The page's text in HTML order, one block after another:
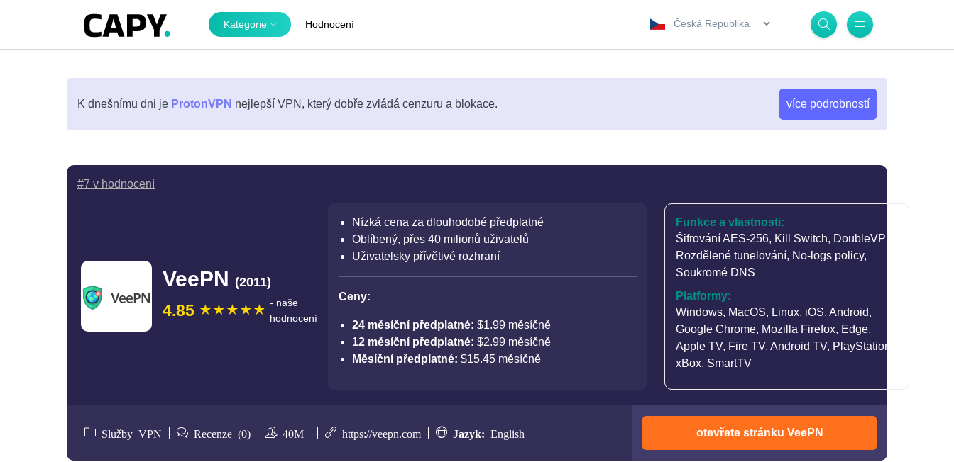
Kategorie Hodnocení
K dnešnímu dni je ProtonVPN nejlepší VPN, který dobře zvládá cenzuru a blokace. více podrobností
#7 v hodnocení
VeePN (2011)
4.85
- naše
hodnocení
Nízká cena za dlouhodobé předplatné
Oblíbený, přes 40 milionů uživatelů
Uživatelsky přívětivé rozhraní
Ceny:
24 měsíční předplatné:$1.99 měsíčně
12 měsíční předplatné:$2.99 měsíčně
Měsíční předplatné:$15.45 měsíčně
Funkce a vlastnosti:
Šifrování AES-256, Kill Switch, DoubleVPN
Rozdělené tunelování, No-logs policy,
Soukromé DNS
Platformy:
Windows, MacOS, Linux, iOS, Android,
Google Chrome, Mozilla Firefox, Edge,
Apple TV, Fire TV, Android TV, PlayStation,
xBox, SmartTV
Služby VPN Recenze (0) 40M+ https://veepn.com Jazyk: English otevřete stránku VeePN